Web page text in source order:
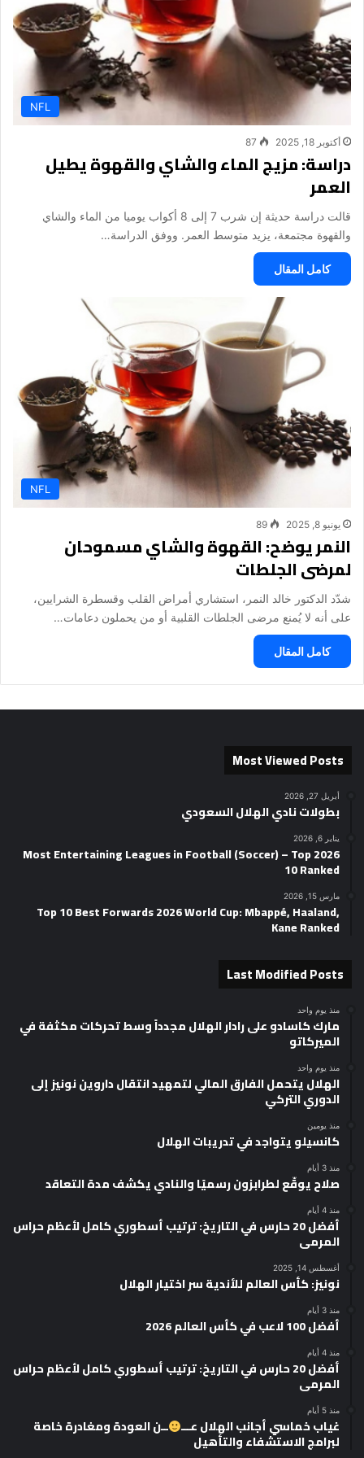
NFL
أكتوبر 18, 2025 87
دراسة: مزيج الماء والشاي والقهوة يطيل
العمر
قالت دراسة حديثة إن شرب 7 إلى 8 أكواب يوميا من الماء والشاي
والقهوة مجتمعة، يزيد متوسط العمر. ووفق الدراسة…
كامل المقال
NFL
يونيو 8, 2025 89
النمر يوضح: القهوة والشاي مسموحان
لمرضى الجلطات
شدّد الدكتور خالد النمر، استشاري أمراض القلب وقسطرة الشرايين،
على أنه لا يُمنع مرضى الجلطات القلبية أو من يحملون دعامات…
كامل المقال
Most Viewed Posts
أبريل 27, 2026
بطولات نادي الهلال السعودي
يناير 6, 2026
2026 Most Entertaining Leagues in Football (Soccer) – Top
10 Ranked
مارس 15, 2026
Top 10 Best Forwards 2026 World Cup: Mbappé, Haaland,
Kane Ranked
Last Modified Posts
منذ يوم واحد
مارك كاسادو على رادار الهلال مجدداً وسط تحركات مكثفة في
الميركاتو
منذ يوم واحد
الهلال يتحمل الفارق المالي لتمهيد انتقال داروين نونيز إلى
الدوري التركي
منذ يومين
كانسيلو يتواجد في تدريبات الهلال
منذ 3 أيام
صلاح يوقّع لطرابزون رسميًا والنادي يكشف مدة التعاقد
منذ 4 أيام
أفضل 20 حارس في التاريخ: ترتيب أسطوري كامل لأعظم حراس
المرمى
أغسطس 14, 2025
نونيز: كأس العالم للأندية سر اختيار الهلال
منذ 3 أيام
أفضل 100 لاعب في كأس العالم 2026
منذ 4 أيام
أفضل 20 حارس في التاريخ: ترتيب أسطوري كامل لأعظم حراس
المرمى
منذ 5 أيام
غياب خماسي أجانب الهلال عـــ ــن العودة ومغادرة خاصة
لبرامج الاستشفاء والتأهيل